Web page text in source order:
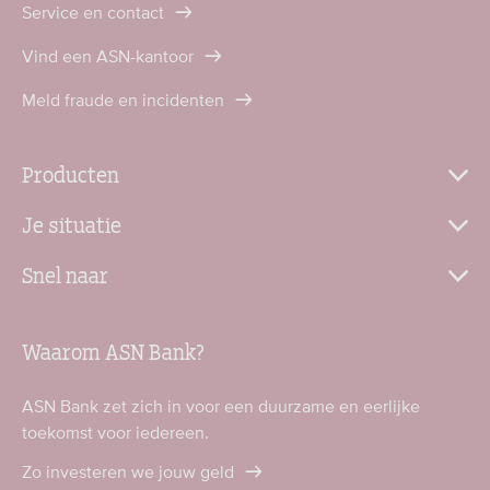
Service en contact
Vind een ASN-kantoor
Meld fraude en incidenten
Producten
Je situatie
Snel naar
Waarom ASN Bank?
ASN Bank zet zich in voor een duurzame en eerlijke
toekomst voor iedereen.
Zo investeren we jouw geld